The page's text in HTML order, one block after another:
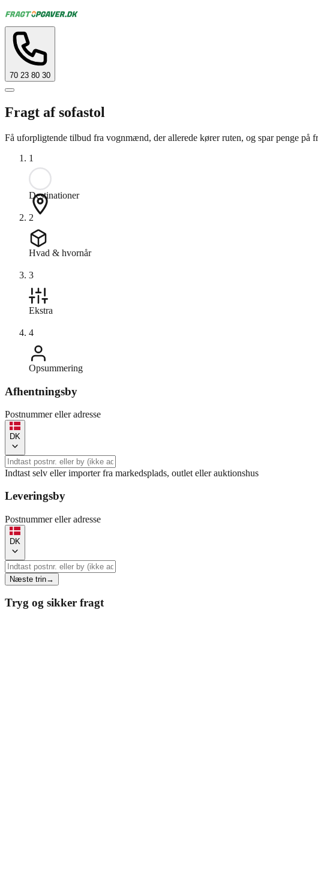
70 23 80 30
Fragt af sofastol
Få uforpligtende tilbud fra vognmænd, der allerede kører ruten, og spar penge på
1
Destinationer
2
Hvad & hvornår
3
Ekstra
4
Opsummering
Afhentningsby
Postnummer eller adresse
DK
Indtast selv eller importer fra markedsplads, outlet eller auktionshus
Leveringsby
Postnummer eller adresse
DK
Næste trin→
Tryg og sikker fragt